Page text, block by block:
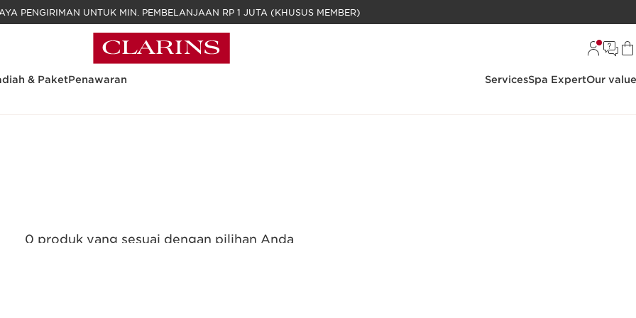
GRATIS BIAYA PENGIRIMAN UNTUK MIN. PEMBELANJAAN RP 1 JUTA (KHUSUS MEMBER)
& PaketPenawaran ServicesSpa ExpertOur
0 produk yang sesuai dengan pilihan Anda